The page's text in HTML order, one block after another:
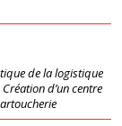
de la logistique
d’un centre